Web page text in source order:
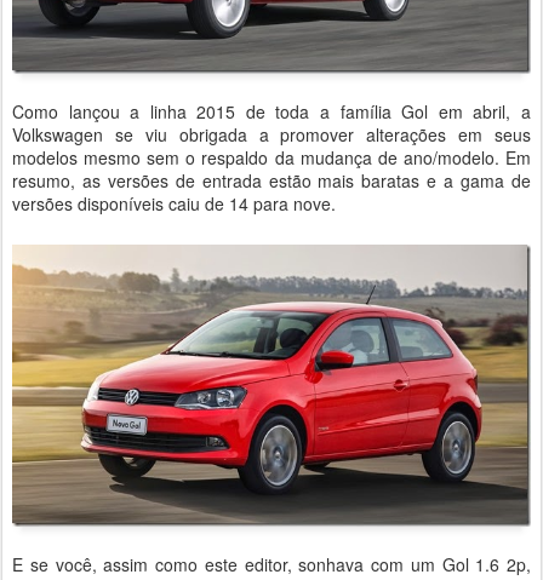
Como lançou a linha 2015 de toda a família Gol em abril, a
Volkswagen se viu obrigada a promover alterações em seus
modelos mesmo sem o respaldo da mudança de ano/modelo. Em
resumo, as versões de entrada estão mais baratas e a gama de
versões disponíveis caiu de 14 para nove.
E se você, assim como este editor, sonhava com um Gol 1.6 2p,